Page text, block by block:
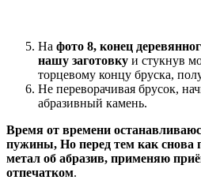
На фото 8, конец
нашу заготовку и стукнув
торцевому концу бруска,
Не переворачивая брусок,
абразивный камень.
Время от времени
пужины, Но перед тем как снова
метал об абразив, применяю
отпечатком.